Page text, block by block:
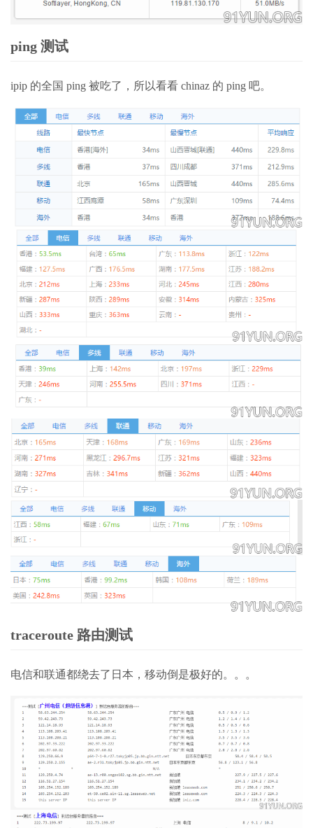
ping 测试
ipip 的全国 ping 被吃了，所以看看 chinaz 的 ping 吧。
traceroute 路由测试
电信和联通都绕去了日本，移动倒是极好的。。。